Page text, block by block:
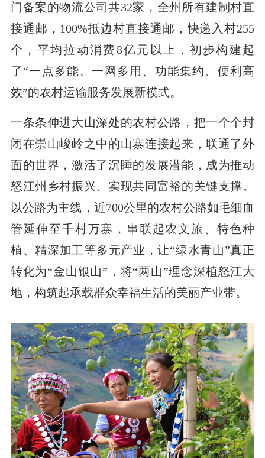
门备案的物流公司共32家，全州所有建制村直
接通邮，100%抵边村直接通邮，快递入村255
个，平均拉动消费8亿元以上，初步构建起
了“一点多能、一网多用、功能集约、便利高
效”的农村运输服务发展新模式。
一条条伸进大山深处的农村公路，把一个个封
闭在崇山峻岭之中的山寨连接起来，联通了外
面的世界，激活了沉睡的发展潜能，成为推动
怒江州乡村振兴、实现共同富裕的关键支撑。
以公路为主线，近700公里的农村公路如毛细血
管延伸至千村万寨，串联起农文旅、特色种
植、精深加工等多元产业，让“绿水青山”真正
转化为“金山银山”，将“两山”理念深植怒江大
地，构筑起承载群众幸福生活的美丽产业带。